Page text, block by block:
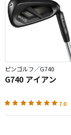
ピンゴルフ／G740
G740 アイアン
7.0